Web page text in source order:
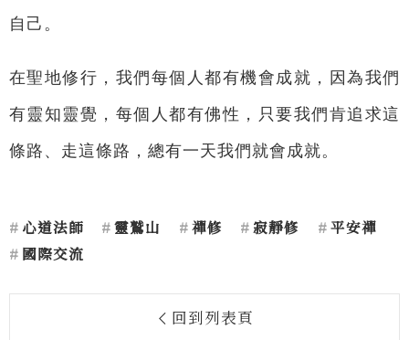
自己。
在聖地修行，我們每個人都有機會成就，因為我們
有靈知靈覺，每個人都有佛性，只要我們肯追求這
條路、走這條路，總有一天我們就會成就。
心道法師 靈鷲山 禪修 寂靜修
平安禪
國際交流
回到列表頁